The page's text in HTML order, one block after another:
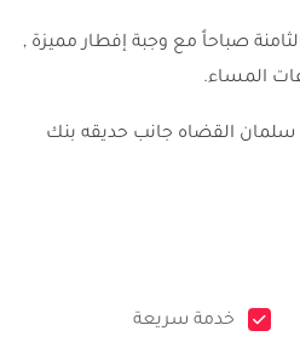
صباحاً مع وجبة إفطار مميزة ,
المساء.
القضاه جانب حديقه بنك
خدمة سريعة